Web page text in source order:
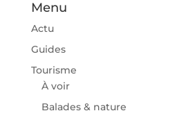
Menu
Actu
Guides
Tourisme
À voir
Balades & nature